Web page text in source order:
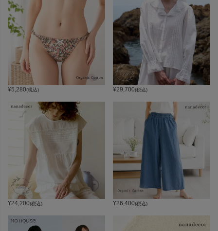
¥5,280(税込) ¥29,700(税込)
¥24,200(税込) ¥26,400(税込)